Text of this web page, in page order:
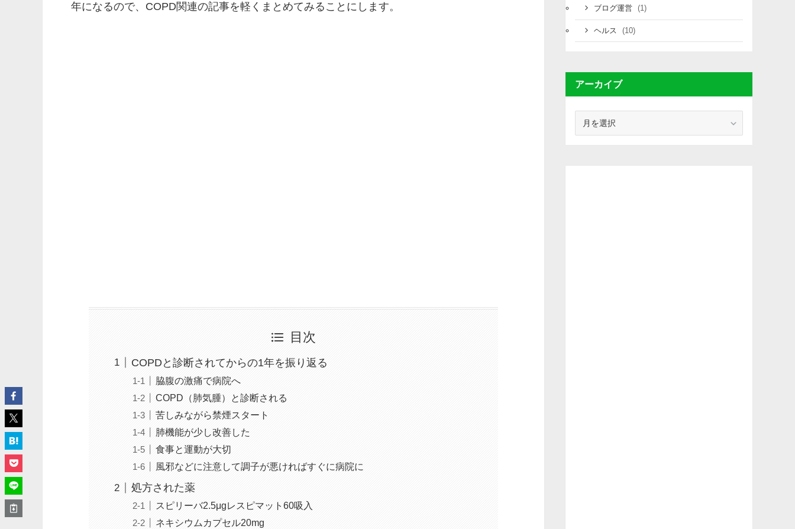
年になるので、COPD関連の記事を軽くまとめてみることにします。
目次
COPDと診断されてからの1年を振り返る
脇腹の激痛で病院へ
COPD（肺気腫）と診断される
苦しみながら禁煙スタート
肺機能が少し改善した
食事と運動が大切
風邪などに注意して調子が悪ければすぐに病院に
処方された薬
スピリーバ2.5μgレスピマット60吸入
ネキシウムカプセル20mg
ブログ運営 (1)
ヘルス (10)
アーカイブ